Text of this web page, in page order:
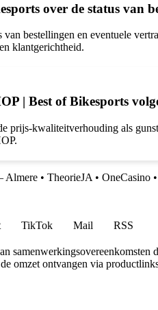
over de status van
bestellingen en eventuele
klantgerichtheid.
| Best of Bikesports
kwaliteitverhouding als
Almere • TheorieJA • OneCasino •
TikTok Mail
RSS
samenwerkingsovereenkomsten
omzet ontvangen via